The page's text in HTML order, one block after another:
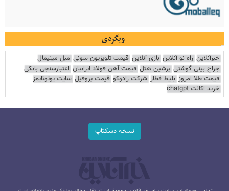
وبگردی
خبرآنلاین راه نو آنلاین بازی آنلاین قیمت تلویزیون سونی مبل مینیمال
جراح بینی گوشتی پرشین هتل قیمت آهن فولاد ایرانیان اعتبارسنجی بانکی
قیمت طلا امروز بلیط قطار شرکت رادوکو قیمت پروفیل سایت یوتوتایمز
خرید اکانت chatgpt
نسخه دسکتاپ